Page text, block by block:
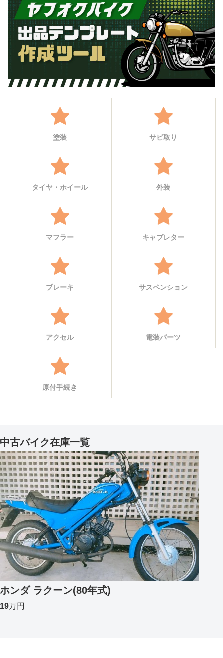
塗装 サビ取り
タイヤ・ホイール 外装
マフラー キャブレター
ブレーキ サスペンション
アクセル 電装パーツ
原付手続き
中古バイク在庫一覧
ホンダ ラクーン(80年式)
19万円